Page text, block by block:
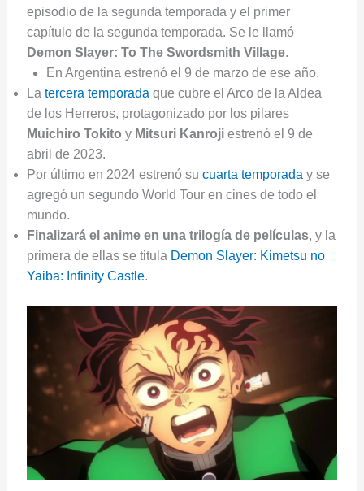
episodio de la segunda temporada y el primer
capítulo de la segunda temporada. Se le llamó
Demon Slayer: To The Swordsmith Village.
En Argentina estrenó el 9 de marzo de ese año.
La tercera temporadaque cubre el Arco de la Aldea
de los Herreros, protagonizado por los pilares
Muichiro Tokito y Mitsuri Kanrojiestrenó el 9 de
abril de 2023.
Por último en 2024 estrenó su cuarta temporaday se
agregó un segundo World Tour en cines de todo el
mundo.
Finalizará el anime en una trilogía de películas, y la
primera de ellas se titula Demon Slayer: Kimetsu no
Yaiba: Infinity Castle.